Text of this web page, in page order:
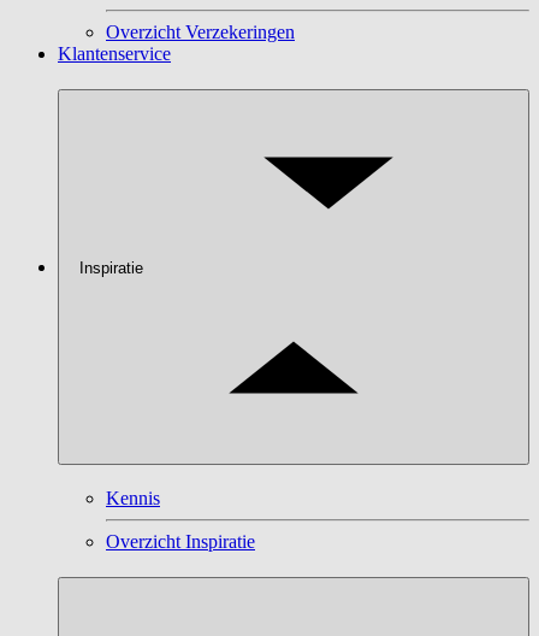
Overzicht Verzekeringen
Klantenservice
Inspiratie
Kennis
Overzicht Inspiratie